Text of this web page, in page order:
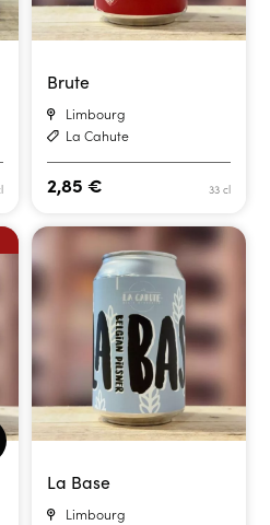
Brute
Limbourg
La Cahute
33 cl
2,85 €
La Base
Limbourg